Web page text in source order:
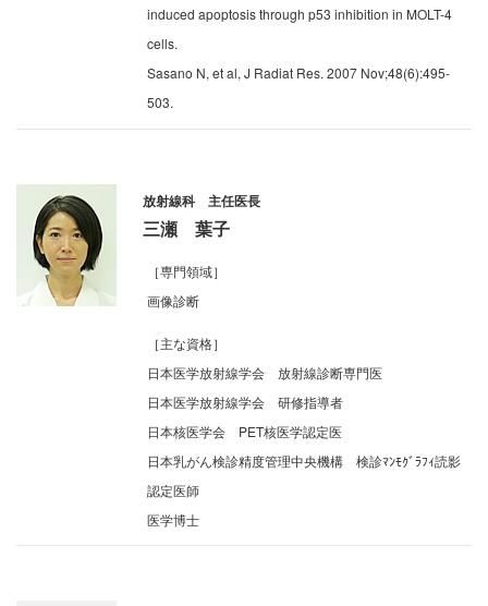
induced apoptosis through p53 inhibition in MOLT-4
cells.
Sasano N, et al, J Radiat Res. 2007 Nov;48(6):495-
503.
放射線科 主任医長
三瀬 葉子
［専門領域］
画像診断
［主な資格］
日本医学放射線学会 放射線診断専門医
日本医学放射線学会 研修指導者
日本核医学会 PET核医学認定医
日本乳がん検診精度管理中央機構 検診ﾏﾝﾓｸﾞﾗﾌｨ読影
認定医師
医学博士